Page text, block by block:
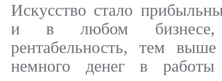
Искусство стало
и в любом
рентабельность, тем
немного денег в работы